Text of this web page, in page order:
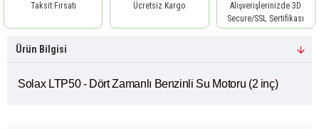
Taksit Fırsatı
Ücretsiz Kargo
Alışverişlerinizde 3D
Secure/SSL Sertifikası
Ürün Bilgisi
Solax LTP50 - Dört Zamanlı Benzinli Su Motoru (2 inç)